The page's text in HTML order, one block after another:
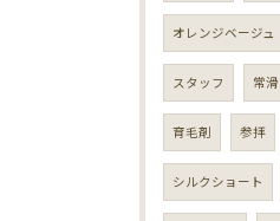
オレンジベージュ
スタッフ 常滑
育毛剤 参拝
シルクショート